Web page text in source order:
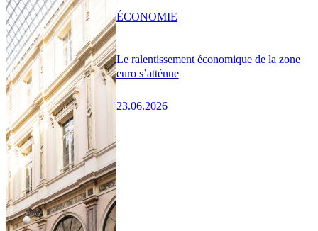
Le ralentissement économique de la zone
euro s’atténue
23.06.2026
ÉCONOMIE